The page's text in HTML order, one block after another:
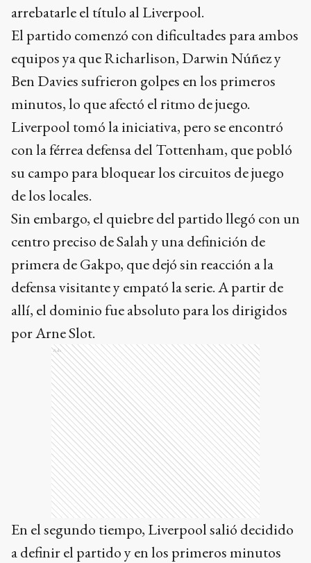
arrebatarle el título al Liverpool.
El partido comenzó con dificultades para ambos
equipos ya que Richarlison, Darwin Núñez y
Ben Davies sufrieron golpes en los primeros
minutos, lo que afectó el ritmo de juego.
Liverpool tomó la iniciativa, pero se encontró
con la férrea defensa del Tottenham, que pobló
su campo para bloquear los circuitos de juego
de los locales.
Sin embargo, el quiebre del partido llegó con un
centro preciso de Salah y una definición de
primera de Gakpo, que dejó sin reacción a la
defensa visitante y empató la serie. A partir de
allí, el dominio fue absoluto para los dirigidos
por Arne Slot.
Ads
En el segundo tiempo, Liverpool salió decidido
a definir el partido y en los primeros minutos